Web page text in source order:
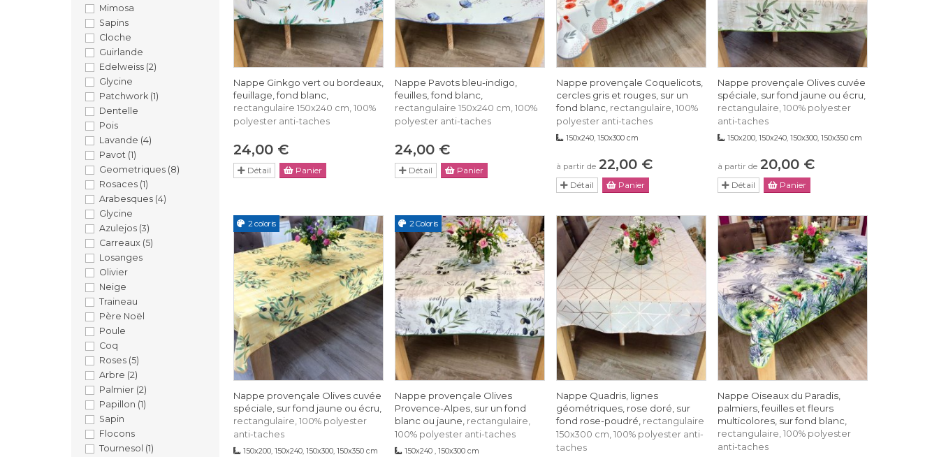
Nappe Ginkgo vert ou bordeaux,
feuillage, fond blanc,
rectangulaire 150x240 cm, 100%
polyester anti-taches
24,00 €
Détail Panier
Nappe Pavots bleu-indigo,
feuilles, fond blanc,
rectangulaire 150x240 cm, 100%
polyester anti-taches
24,00 €
Détail Panier
Nappe provençale Coquelicots,
cercles gris et rouges, sur un
fond blanc, rectangulaire, 100%
polyester anti-taches
150x240, 150x300 cm
à partir de 22,00 €
Détail Panier
Nappe provençale Olives cuvée
spéciale, sur fond jaune ou écru,
rectangulaire, 100% polyester
anti-taches
150x200, 150x240, 150x300, 150x350 cm
à partir de 20,00 €
Détail Panier
2 coloris
Nappe provençale Olives cuvée
spéciale, sur fond jaune ou écru,
rectangulaire, 100% polyester
anti-taches
150x200, 150x240, 150x300, 150x350 cm
2 Coloris
Nappe provençale Olives
Provence-Alpes, sur un fond
blanc ou jaune, rectangulaire,
100% polyester anti-taches
150x240 , 150x300 cm
Nappe Quadris, lignes
géométriques, rose doré, sur
fond rose-poudré, rectangulaire
150x300 cm, 100% polyester anti-
taches
Nappe Oiseaux du Paradis,
palmiers, feuilles et fleurs
multicolores, sur fond blanc,
rectangulaire, 100% polyester
anti-taches
Mimosa
Sapins
Cloche
Guirlande
Edelweiss (2)
Glycine
Patchwork (1)
Dentelle
Pois
Lavande (4)
Pavot (1)
Geometriques (8)
Rosaces (1)
Arabesques (4)
Glycine
Azulejos (3)
Carreaux (5)
Losanges
Olivier
Neige
Traineau
Père Noël
Poule
Coq
Roses (5)
Arbre (2)
Palmier (2)
Papillon (1)
Sapin
Flocons
Tournesol (1)